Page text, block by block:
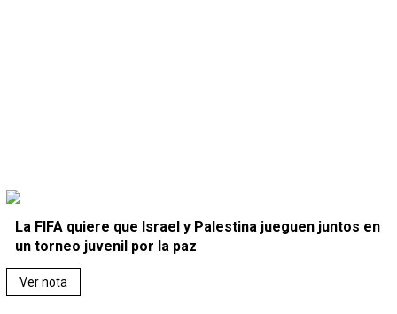
La FIFA quiere que Israel y Palestina jueguen juntos en
un torneo juvenil por la paz
Ver nota